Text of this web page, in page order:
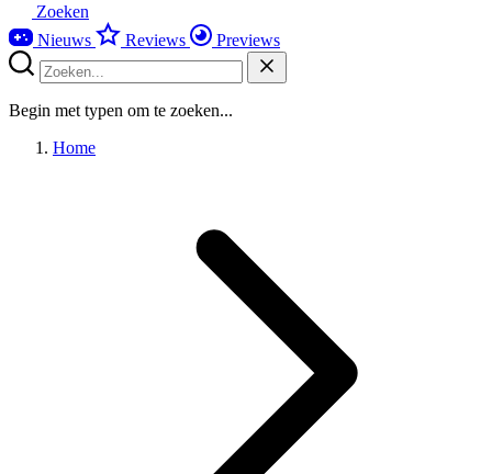
Zoeken
Nieuws
Reviews Previews
Begin met typen om te zoeken...
Home